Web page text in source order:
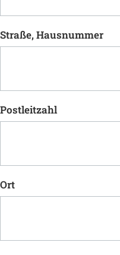
Straße, Hausnummer
Postleitzahl
Ort